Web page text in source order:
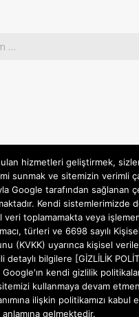
Politikası
hizmetleri geliştirmek,
sunmak ve sitemizin verimli
Google tarafından sağlanan
Kendi sistemlerimizde
veri toplamamakta veya
türleri ve 6698 sayılı
(KVKK) uyarınca kişisel
detaylı bilgilere [GİZLİLİK
Google'ın kendi gizlilik
kullanmaya devam
ilişkin politikamızı kabul
anlamına gelmektedir.